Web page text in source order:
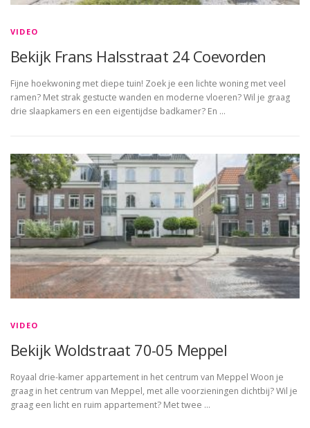
VIDEO
Bekijk Frans Halsstraat 24 Coevorden
Fijne hoekwoning met diepe tuin! Zoek je een lichte woning met veel
ramen? Met strak gestucte wanden en moderne vloeren? Wil je graag
drie slaapkamers en een eigentijdse badkamer? En …
VIDEO
Bekijk Woldstraat 70-05 Meppel
Royaal drie-kamer appartement in het centrum van Meppel Woon je
graag in het centrum van Meppel, met alle voorzieningen dichtbij? Wil je
graag een licht en ruim appartement? Met twee …